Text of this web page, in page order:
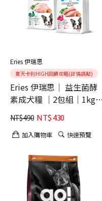
Eries 伊瑞思
夏天卡利HIGH回饋攻略(詳情請點)
Eries 伊瑞思｜ 益生菌酵
素成犬糧 ｜2包組｜1kg
(雞肉口味、雞肉火雞口味
各一包)
NT$490 NT$430
加入購物車 快速預覽